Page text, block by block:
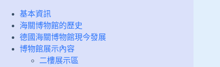
基本資訊
海關博物館的歷史
德國海關博物館現今發展
博物館展示內容
二樓展示區